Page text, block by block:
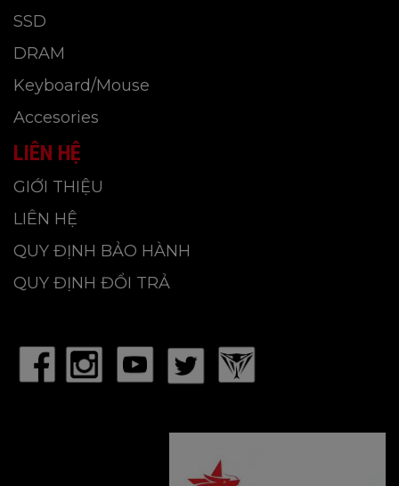
SSD
DRAM
Keyboard/Mouse
Accesories
LIÊN HỆ
GIỚI THIỆU
LIÊN HỆ
QUY ĐỊNH BẢO HÀNH
QUY ĐỊNH ĐỔI TRẢ